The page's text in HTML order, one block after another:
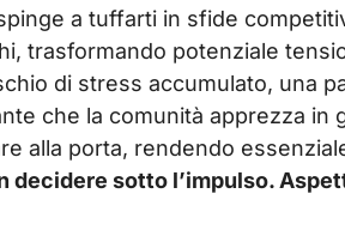
a tuffarti in sfide
trasformando potenziale
di stress accumulato, una
che la comunità apprezza in
alla porta, rendendo
decidere sotto l’impulso.